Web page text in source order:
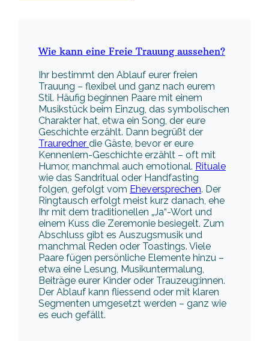
Wie kann eine Freie Trauung aussehen?
Ihr bestimmt den Ablauf eurer freien
Trauung – flexibel und ganz nach eurem
Stil. Häufig beginnen Paare mit einem
Musikstück beim Einzug, das symbolischen
Charakter hat, etwa ein Song, der eure
Geschichte erzählt. Dann begrüßt der
Trauredner die Gäste, bevor er eure
Kennenlern-Geschichte erzählt – oft mit
Humor, manchmal auch emotional. Rituale
wie das Sandritual oder Handfasting
folgen, gefolgt vom Eheversprechen. Der
Ringtausch erfolgt meist kurz danach, ehe
Ihr mit dem traditionellen „Ja“-Wort und
einem Kuss die Zeremonie besiegelt. Zum
Abschluss gibt es Auszugsmusik und
manchmal Reden oder Toastings. Viele
Paare fügen persönliche Elemente hinzu –
etwa eine Lesung, Musikuntermalung,
Beiträge eurer Kinder oder Trauzeug:innen.
Der Ablauf kann fliessend oder mit klaren
Segmenten umgesetzt werden – ganz wie
es euch gefällt.